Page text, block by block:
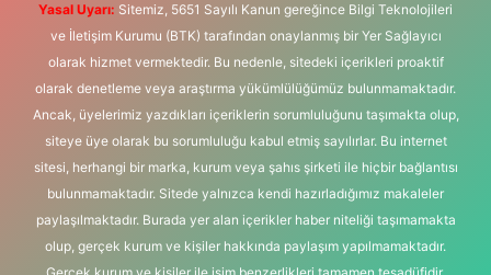
Yasal Uyarı: Sitemiz, 5651 Sayılı Kanun gereğince Bilgi Teknolojileri
ve İletişim Kurumu (BTK) tarafından onaylanmış bir Yer Sağlayıcı
olarak hizmet vermektedir. Bu nedenle, sitedeki içerikleri proaktif
olarak denetleme veya araştırma yükümlülüğümüz bulunmamaktadır.
Ancak, üyelerimiz yazdıkları içeriklerin sorumluluğunu taşımakta olup,
siteye üye olarak bu sorumluluğu kabul etmiş sayılırlar. Bu internet
sitesi, herhangi bir marka, kurum veya şahıs şirketi ile hiçbir bağlantısı
bulunmamaktadır. Sitede yalnızca kendi hazırladığımız makaleler
paylaşılmaktadır. Burada yer alan içerikler haber niteliği taşımamakta
olup, gerçek kurum ve kişiler hakkında paylaşım yapılmamaktadır.